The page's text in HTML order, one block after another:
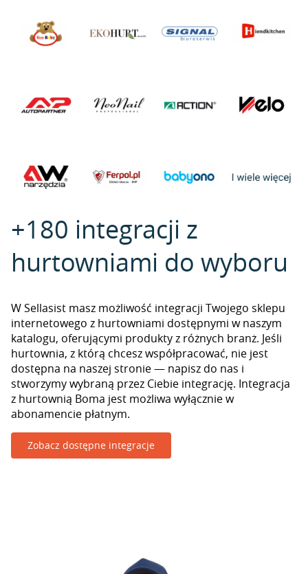
+180 integracji z
hurtowniami do wyboru
W Sellasist masz możliwość integracji Twojego sklepu
internetowego z hurtowniami dostępnymi w naszym
katalogu, oferującymi produkty z różnych branż. Jeśli
hurtownia, z którą chcesz współpracować, nie jest
dostępna na naszej stronie — napisz do nas i
stworzymy wybraną przez Ciebie integrację. Integracja
z hurtownią Boma jest możliwa wyłącznie w
abonamencie płatnym.
Zobacz dostępne integracje